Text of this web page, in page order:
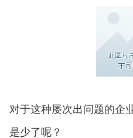
对于这种屡次出问题的企
是少了呢？